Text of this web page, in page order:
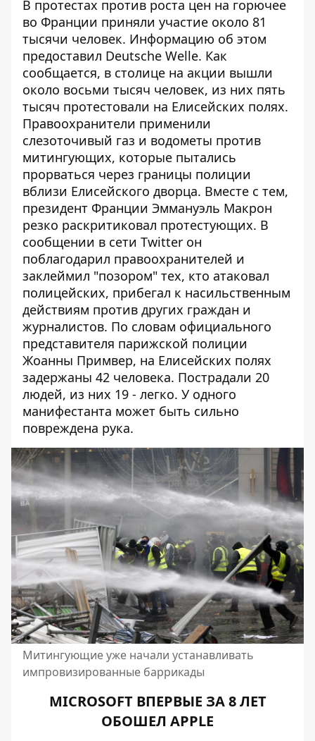
В протестах против роста цен на горючее
во Франции приняли участие около 81
тысячи человек. Информацию об этом
предоставил Deutsche Welle. Как
сообщается, в столице на акции вышли
около восьми тысяч человек, из них пять
тысяч протестовали на Елисейских полях.
Правоохранители применили
слезоточивый газ и водометы против
митингующих, которые пытались
прорваться через границы полиции
вблизи Елисейского дворца. Вместе с тем,
президент Франции Эммануэль Макрон
резко раскритиковал протестующих. В
сообщении в сети Twitter он
поблагодарил правоохранителей и
заклеймил "позором" тех, кто атаковал
полицейских, прибегал к насильственным
действиям против других граждан и
журналистов. По словам официального
представителя парижской полиции
Жоанны Примвер, на Елисейских полях
задержаны 42 человека. Пострадали 20
людей, из них 19 - легко. У одного
манифестанта может быть сильно
повреждена рука.
Митингующие уже начали устанавливать
импровизированные баррикады
MICROSOFT ВПЕРВЫЕ ЗА 8 ЛЕТ
ОБОШЕЛ APPLE